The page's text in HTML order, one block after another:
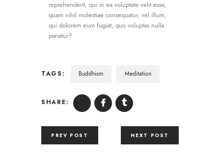
reprehenderit, qui in ea voluptate velit esse,
quam nihil molestiae consequatur, vel illum,
qui dolorem eum fugiat, quo voluptas nulla
pariatur?
TAGS: Buddhism Meditation
SHARE:
PREV POST NEXT POST